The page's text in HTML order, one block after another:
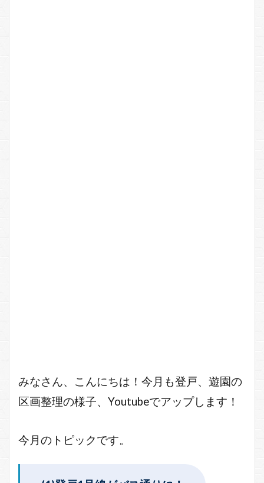
みなさん、こんにちは！今月も登戸、遊園の
区画整理の様子、Youtubeでアップします！
今月のトピックです。